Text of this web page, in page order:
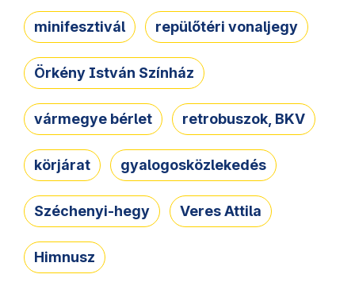
minifesztivál repülőtéri vonaljegy
Örkény István Színház
vármegye bérlet retrobuszok, BKV
körjárat gyalogosközlekedés
Széchenyi-hegy Veres Attila
Himnusz